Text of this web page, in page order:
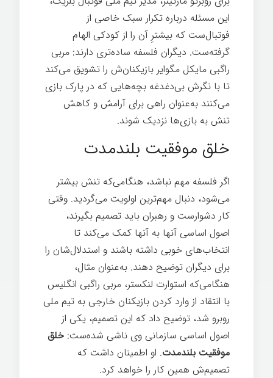
این مسئله درباره تکرار سبک خاصی از
فوتبال‌ست که بیشترِ آن را از کودکی الهام
گرفته‌ست. دیگران فلسفه ساده‌تری دارند: مربی
راگبی مایکل مگوایر بازیکنان‌ش را تشویق می‌کند
تا با نگرش بی‌دغدغه بچه‌هایی که در پارک بازی
می‌کنند به‌عنوان راهی برای آرامش و کاهش
تنش به بازی‌ها نزدیک شوند.
خلق موفقیت بلندمدت
اگر فلسفه مهم نباشد، هنگامی‌که تنش بیشتر
می‌شود، دنبال مهم‌ترین اولویت می‌گردید. وقتی
کار دشوارست و رهبران باید تصمیم بگیرند،
اصول اساسی آنها به آنها کمک می‌کند تا
انتخاب‌های خوبی داشته باشند و استدلال‌شان را
برای دیگران توضیح دهند. به‌عنوان مثال،
هنگامی‌که استوارت لنکستر، مربی راگبی انگلیس
با انتقاد از وارد کردن بازیکنان خارجی به تیم ملی
روبرو شد، توضیح داد که این تصمیم، یکی از
اصول اساسی سازمانی وی ناشی شده‌ست: خلق
موفقیت بلندمدت. او اطمینان داشت که
تصمیم‌ش همین کار را خواهد کرد.